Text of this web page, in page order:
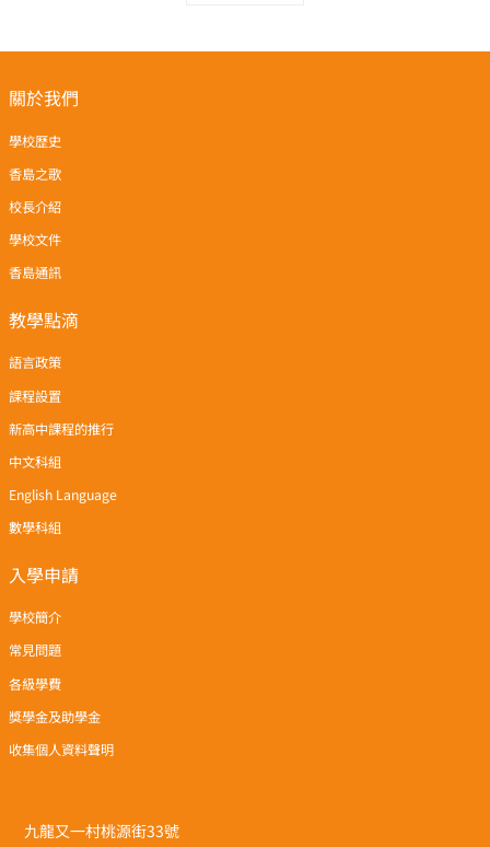
九龍又一村桃源街33號
關於我們
學校歷史
香島之歌
校長介紹
學校文件
香島通訊
教學點滴
語言政策
課程設置
新高中課程的推行
中文科組
English Language
數學科組
入學申請
學校簡介
常見問題
各級學費
獎學金及助學金
收集個人資料聲明